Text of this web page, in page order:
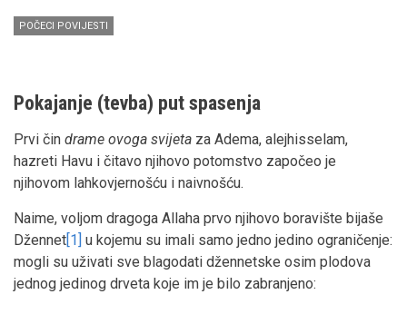
POČECI POVIJESTI
Pokajanje (tevba) put spasenja
Prvi čin drame ovoga svijeta za Adema, alejhisselam,
hazreti Havu i čitavo njihovo potomstvo započeo je
njihovom lahkovjernošću i naivnošću.
Naime, voljom dragoga Allaha prvo njihovo boravište bijaše
Džennet[1] u kojemu su imali samo jedno jedino ograničenje:
mogli su uživati sve blagodati džennetske osim plodova
jednog jedinog drveta koje im je bilo zabranjeno: